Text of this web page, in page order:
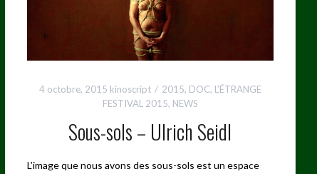
4 octobre, 2015 kinoscript 2015, DOC, L’ÉTRANGE
FESTIVAL 2015, NEWS
Sous-sols – Ulrich Seidl
L’image que nous avons des sous-sols est un espace